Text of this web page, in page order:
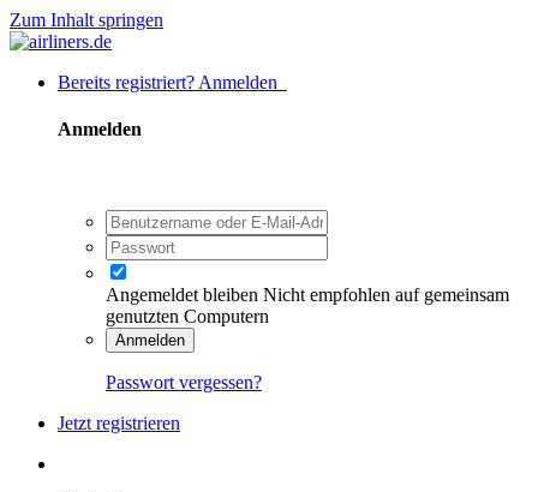
Zum Inhalt springen
Bereits registriert? Anmelden
Anmelden
Angemeldet bleiben Nicht empfohlen auf gemeinsam
genutzten Computern
Anmelden
Passwort vergessen?
Jetzt registrieren